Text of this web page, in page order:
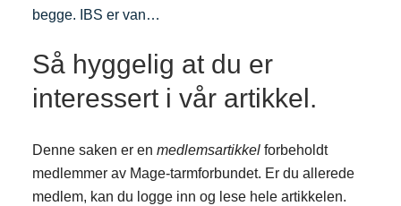
begge. IBS er van…
Så hyggelig at du er
interessert i vår artikkel.
Denne saken er en medlemsartikkel forbeholdt
medlemmer av Mage-tarmforbundet. Er du allerede
medlem, kan du logge inn og lese hele artikkelen.